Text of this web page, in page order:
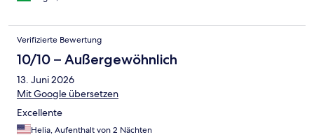
Verifizierte Bewertung
10/10 – Außergewöhnlich
13. Juni 2026
Mit Google übersetzen
Excellente
Helia, Aufenthalt von 2 Nächten